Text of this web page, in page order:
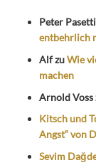
Peter Pasetti
entbehrlich
AlfzuWie
machen
Arnold Voss
Kitsch und
Angst“ von
Sevim